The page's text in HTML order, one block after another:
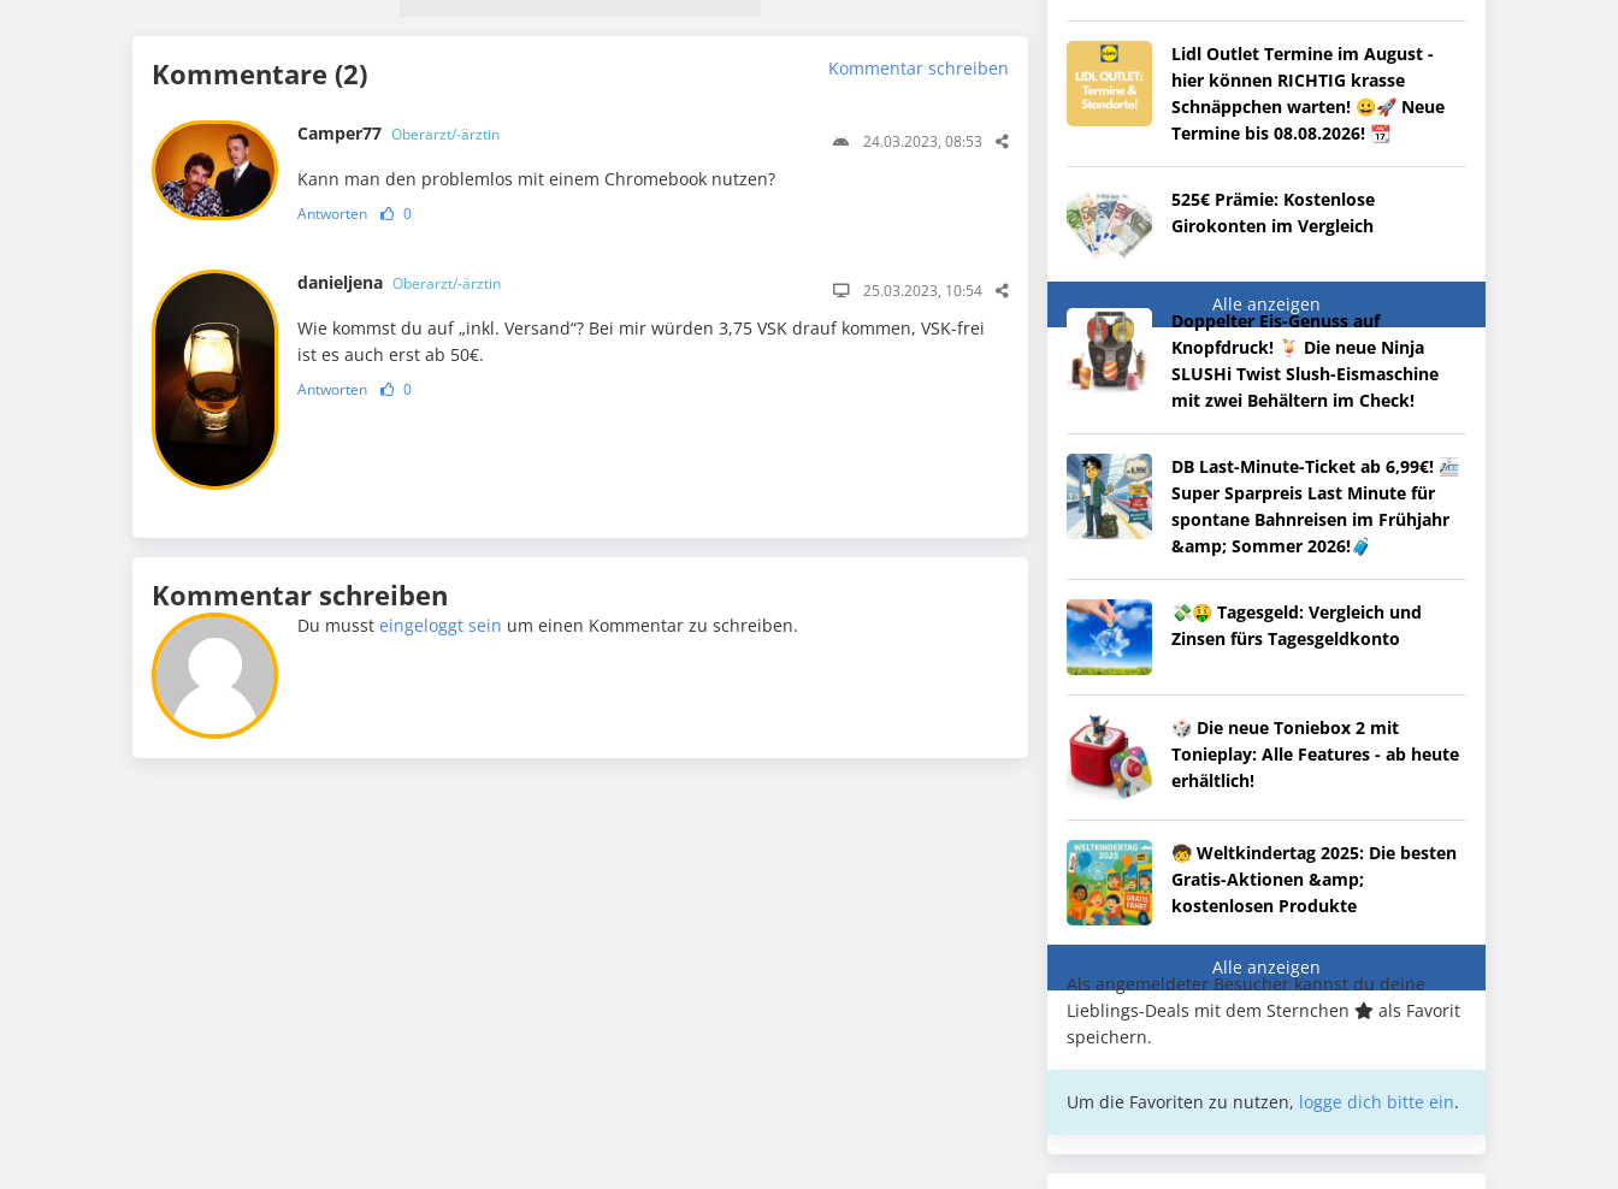
Kommentare (2) Kommentar schreiben
Camper77 Oberarzt/-ärztin 24.03.2023, 08:53
Kann man den problemlos mit einem Chromebook nutzen?
Antworten 0
danieljena Oberarzt/-ärztin 25.03.2023, 10:54
Wie kommst du auf „inkl. Versand“? Bei mir würden 3,75 VSK drauf kommen, VSK-frei
ist es auch erst ab 50€.
Antworten 0
Kommentar schreiben
Du mussteingeloggt sein um einen Kommentar zu schreiben.
Lidl Outlet Termine im August -
hier können RICHTIG krasse
Schnäppchen warten! 😀🚀 Neue
Termine bis 08.08.2026! 📆
525€ Prämie: Kostenlose
Girokonten im Vergleich
Alle anzeigen
Doppelter Eis-Genuss auf
Knopfdruck! 🍹 Die neue Ninja
SLUSHi Twist Slush-Eismaschine
mit zwei Behältern im Check!
DB Last-Minute-Ticket ab 6,99€! 🚈
Super Sparpreis Last Minute für
spontane Bahnreisen im Frühjahr
&amp; Sommer 2026!🧳
💸🤑 Tagesgeld: Vergleich und
Zinsen fürs Tagesgeldkonto
🎲 Die neue Toniebox 2 mit
Tonieplay: Alle Features - ab heute
erhältlich!
🧒 Weltkindertag 2025: Die besten
Gratis-Aktionen &amp;
kostenlosen Produkte
Alle anzeigen
Als angemeldeter Besucher kannst du deine
Lieblings-Deals mit dem Sternchen
als Favorit
speichern.
Um die Favoriten zu nutzen, logge dich bitte ein.